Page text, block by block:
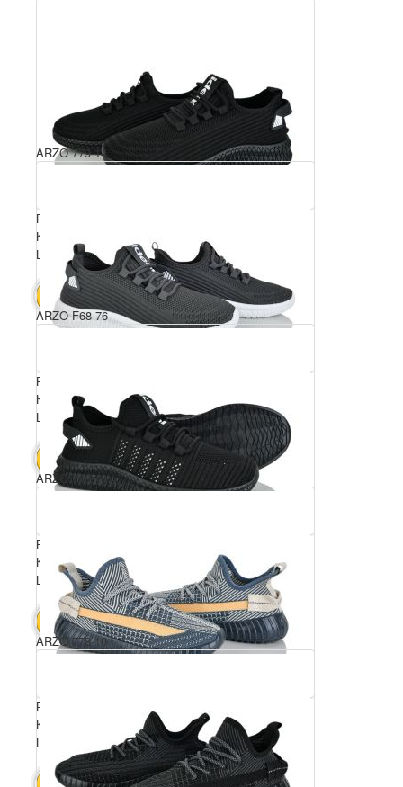
Розмірний ряд: 36-41
Комплектація ящика: 8
Ціна за пару: 400 грн.
В КОШИК 3200 грн.
ARZO 779-14
Розмірний ряд: 36-41
Комплектація ящика: 8
Ціна за пару: 400 грн.
В КОШИК 3200 грн.
ARZO F68-76
Розмірний ряд: 36-41
Комплектація ящика: 8
Ціна за пару: 400 грн.
В КОШИК 3200 грн.
ARZO 778-13
Розмірний ряд: 36-41
Комплектація ящика: 8
Ціна за пару: 400 грн.
В КОШИК
ARZO 778-10